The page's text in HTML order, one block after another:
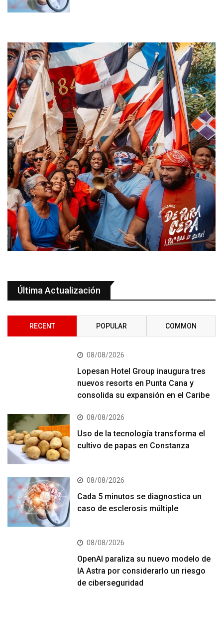
Última Actualización
RECENT POPULAR COMMON
08/08/2026
Lopesan Hotel Group inaugura tres
nuevos resorts en Punta Cana y
consolida su expansión en el Caribe
08/08/2026
Uso de la tecnología transforma el
cultivo de papas en Constanza
08/08/2026
Cada 5 minutos se diagnostica un
caso de esclerosis múltiple
08/08/2026
OpenAI paraliza su nuevo modelo de
IA Astra por considerarlo un riesgo
de ciberseguridad